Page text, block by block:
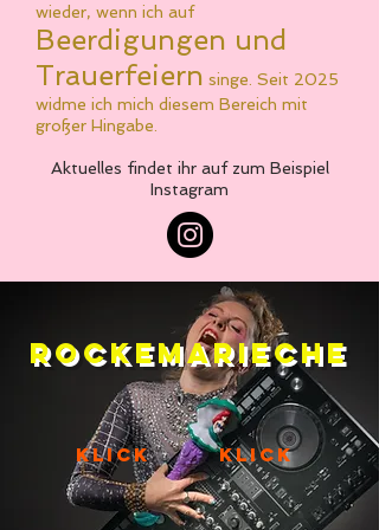
wieder, wenn ich auf
Beerdigungen und
Trauerfeiern singe. Seit 2025
widme ich mich diesem Bereich mit
großer Hingabe.
Aktuelles findet ihr auf zum Beispiel
Instagram
ROCKEMARIECHE
klick klick